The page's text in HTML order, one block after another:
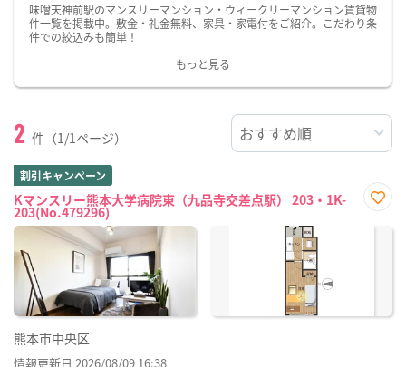
味噌天神前駅のマンスリーマンション・ウィークリーマンション賃貸物
件一覧を掲載中。敷金・礼金無料、家具・家電付をご紹介。こだわり条
件での絞込みも簡単！
もっと見る
2 件（1/1ページ）
割引キャンペーン
Kマンスリー熊本大学病院東（九品寺交差点駅） 203・1K-
203(No.479296)
に入
熊本市中央区
情報更新日 2026/08/09 16:38